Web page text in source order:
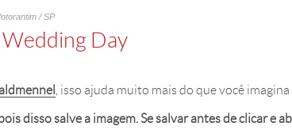
/ SP
Wedding Day
, isso ajuda muito mais do que você imagina
disso salve a imagem. Se salvar antes de clicar e